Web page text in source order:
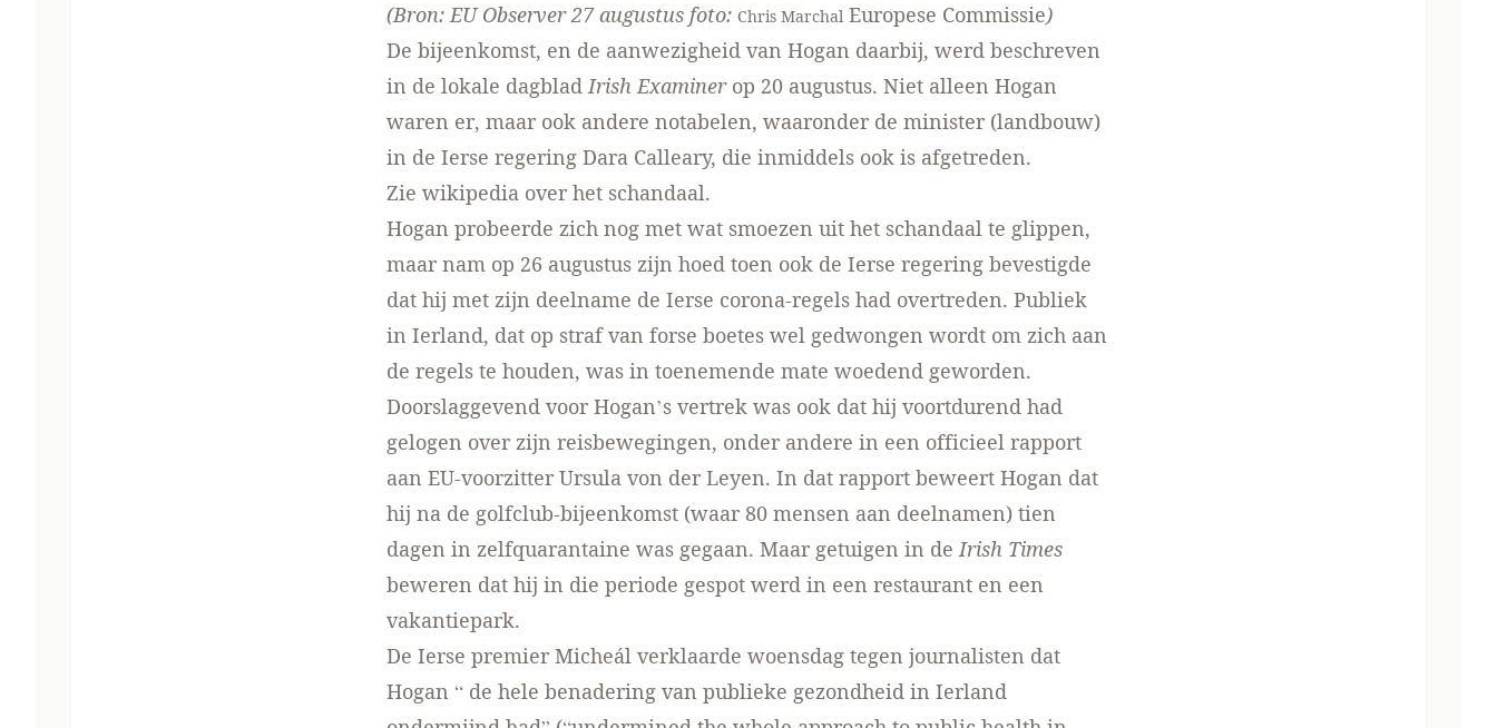
(Bron:EU Observer 27 augustus foto: Chris Marchal Europese Commissie)
De bijeenkomst, en de aanwezigheid van Hogan daarbij, werd beschreven
in de lokale dagbladIrish Examinerop 20 augustus. Niet alleen Hogan
waren er, maar ook andere notabelen, waaronder de minister (landbouw)
in de Ierse regering Dara Calleary, die inmiddels ook is afgetreden.
Zie wikipedia over het schandaal.
Hogan probeerde zich nog met wat smoezen uit het schandaal te glippen,
maar nam op 26 augustus zijn hoed toen ook de Ierse regering bevestigde
dat hij met zijn deelname de Ierse corona-regels had overtreden. Publiek
in Ierland, dat op straf van forse boetes wel gedwongen wordt om zich aan
de regels te houden, was in toenemende mate woedend geworden.
Doorslaggevend voor Hogan’s vertrek was ook dat hij voortdurend had
gelogen over zijn reisbewegingen, onder andere in een officieel rapport
aan EU-voorzitter Ursula von der Leyen. In dat rapport beweert Hogan dat
hij na de golfclub-bijeenkomst (waar 80 mensen aan deelnamen) tien
dagen in zelfquarantaine was gegaan. Maar getuigen in deIrish Times
beweren dat hij in die periode gespot werd in een restaurant en een
vakantiepark.
De Ierse premier Micheál verklaarde woensdag tegen journalisten dat
Hogan “ de hele benadering van publieke gezondheid in Ierland